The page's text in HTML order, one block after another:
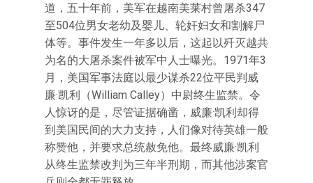
道，五十年前，美军在越南美莱村曾屠杀347
至504位男女老幼及婴儿、轮奸妇女和割解尸
体等。事件发生一年多以后，这起以歼灭越共
为名的大屠杀案件被军中人士曝光。1971年3
月，美国军事法庭以最少谋杀22位平民判威
廉·凯利（William Calley）中尉终生监禁。令
人惊讶的是，尽管证据确凿，威廉·凯利却得
到美国民间的大力支持，人们像对待英雄一般
称赞他，并要求总统赦免他。最终威廉·凯利
从终生监禁改判为三年半刑期，而其他涉案官